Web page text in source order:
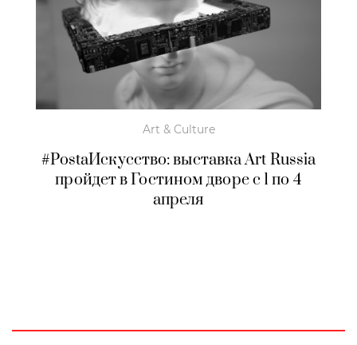
Art & Culture
#PostaИскусство: выставка Art Russia
пройдет в Гостином дворе с 1 по 4
апреля